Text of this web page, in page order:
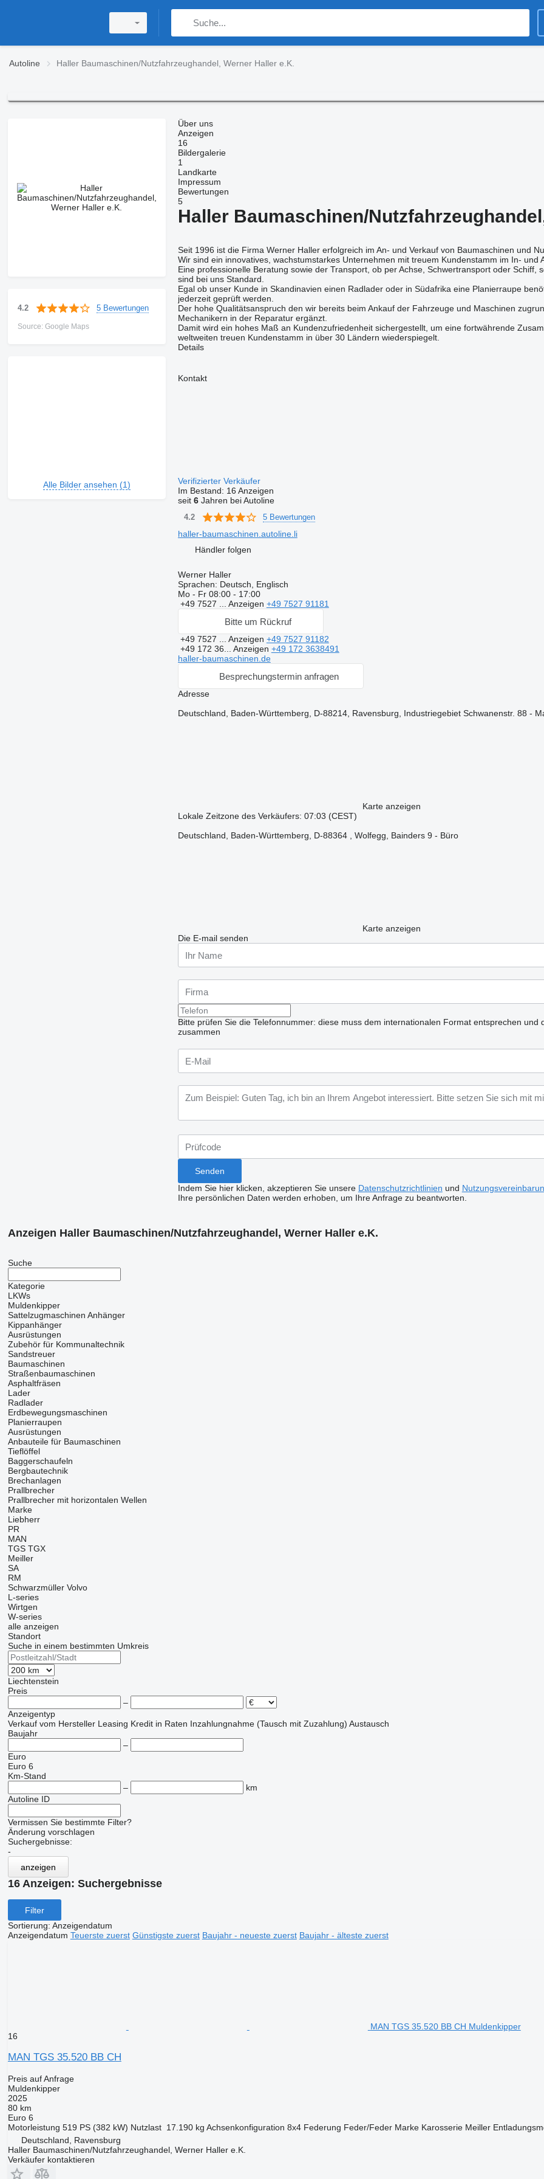
Autoline Haller Baumaschinen/Nutzfahrzeughandel, Werner Haller e.K.
4.2 5 Bewertungen
Source: Google Maps
Alle Bilder ansehen (1)
Über uns
Anzeigen
16
Bildergalerie
1
Landkarte
Impressum
Bewertungen
5
Haller Baumaschinen/
Seit 1996 ist die Firma Werner Haller erfolgreich im An- und Verkauf von Baumaschinen und
Wir sind ein innovatives, wachstumstarkes Unternehmen mit treuem Kundenstamm im In- und
Eine professionelle Beratung sowie der Transport, ob per Achse, Schwertransport oder
sind bei uns Standard.
Egal ob unser Kunde in Skandinavien einen Radlader oder in Südafrika eine Planierraupe
jederzeit geprüft werden.
Der hohe Qualitätsanspruch den wir bereits beim Ankauf der Fahrzeuge und Maschinen
Mechanikern in der Reparatur ergänzt.
Damit wird ein hohes Maß an Kundenzufriedenheit sichergestellt, um eine fortwährende
weltweiten treuen Kundenstamm in über 30 Ländern wiederspiegelt.
Details
Kontakt
Verifizierter Verkäufer
Im Bestand: 16 Anzeigen
seit 6Jahren bei Autoline
4.2 5 Bewertungen
haller-baumaschinen.autoline.li
Händler folgen
Werner Haller
Sprachen: Deutsch, Englisch
Mo - Fr 08:00 - 17:00
+49 7527 ... Anzeigen +49 7527 91181
Bitte um Rückruf
+49 7527 ... Anzeigen +49 7527 91182
+49 172 36... Anzeigen +49 172 3638491
haller-baumaschinen.de
Besprechungstermin anfragen
Adresse
Deutschland, Baden-Württemberg, D-88214, Ravensburg, Industriegebiet Schwanenstr. 88 -
Karte anzeigen
Lokale Zeitzone des Verkäufers: 07:03 (CEST)
Deutschland, Baden-Württemberg, D-88364 , Wolfegg, Bainders 9 - Büro
Karte anzeigen
Die E-mail senden
Bitte prüfen Sie die Telefonnummer: diese muss dem internationalen Format entsprechen und
zusammen
Indem Sie hier klicken, akzeptieren Sie unsere Datenschutzrichtlinien und
Ihre persönlichen Daten werden erhoben, um Ihre Anfrage zu beantworten.
Anzeigen Haller Baumaschinen/Nutzfahrzeughandel, Werner Haller e.K.
Suche
Kategorie
LKWs
Muldenkipper
Sattelzugmaschinen Anhänger
Kippanhänger
Ausrüstungen
Zubehör für Kommunaltechnik
Sandstreuer
Baumaschinen
Straßenbaumaschinen
Asphaltfräsen
Lader
Radlader
Erdbewegungsmaschinen
Planierraupen
Ausrüstungen
Anbauteile für Baumaschinen
Tieflöffel
Baggerschaufeln
Bergbautechnik
Brechanlagen
Prallbrecher
Prallbrecher mit horizontalen Wellen
Marke
Liebherr
PR
MAN
TGS TGX
Meiller
SA
RM
Schwarzmüller Volvo
L-series
Wirtgen
W-series
alle anzeigen
Standort
Suche in einem bestimmten Umkreis
Liechtenstein
Preis
–
Anzeigentyp
Verkauf vom Hersteller Leasing Kredit in Raten Inzahlungnahme (Tausch mit Zuzahlung) Austausch
Baujahr
–
Euro
Euro 6
Km-Stand
–
km
Autoline ID
Vermissen Sie bestimmte Filter?
Änderung vorschlagen
Suchergebnisse:
-
anzeigen
16 Anzeigen: Suchergebnisse
Filter
Sortierung: Anzeigendatum
Anzeigendatum Teuerste zuerst Günstigste zuerst Baujahr - neueste zuerst Baujahr - älteste zuerst
MAN TGS 35.520 BB CH Muldenkipper
16
MAN TGS 35.520 BB CH
Preis auf Anfrage
Muldenkipper
2025
80 km
Euro 6
Motorleistung 519 PS (382 kW) Nutzlast 17.190 kg Achsenkonfiguration 8x4 Federung Feder/Feder Marke Karosserie Meiller
Deutschland, Ravensburg
Haller Baumaschinen/Nutzfahrzeughandel, Werner Haller e.K.
Verkäufer kontaktieren